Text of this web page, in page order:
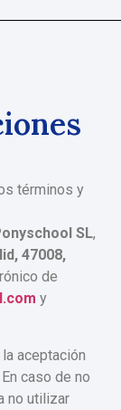
términos y
SL,
47008,
de
y
aceptación
caso de no
no utilizar